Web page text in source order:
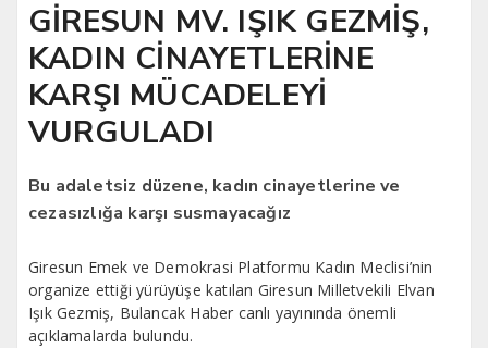
GİRESUN MV. IŞIK GEZMİŞ,
KADIN CİNAYETLERİNE
KARŞI MÜCADELEYİ
VURGULADI
Bu adaletsiz düzene, kadın cinayetlerine ve
cezasızlığa karşı susmayacağız
Giresun Emek ve Demokrasi Platformu Kadın Meclisi’nin
organize ettiği yürüyüşe katılan Giresun Milletvekili Elvan
Işık Gezmiş, Bulancak Haber canlı yayınında önemli
açıklamalarda bulundu.